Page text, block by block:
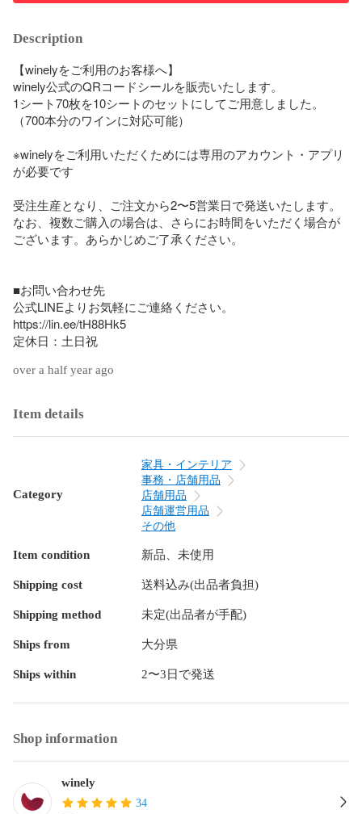
Description
【winelyをご利用のお客様へ】
winely公式のQRコードシールを販売いたします。
1シート70枚を10シートのセットにしてご用意しました。
（700本分のワインに対応可能）
※winelyをご利用いただくためには専用のアカウント・アプリ
が必要です
受注生産となり、ご注文から2〜5営業日で発送いたします。
なお、複数ご購入の場合は、さらにお時間をいただく場合が
ございます。あらかじめご了承ください。
■お問い合わせ先
公式LINEよりお気軽にご連絡ください。
https://lin.ee/tH88Hk5
定休日：土日祝
over a half year ago
Item details
Category
家具・インテリア
事務・店舗用品
店舗用品
店舗運営用品
その他
Item condition 新品、未使用
Shipping cost 送料込み(出品者負担)
Shipping method 未定(出品者が手配)
Ships from 大分県
Ships within 2〜3日で発送
Shop information
winely
34